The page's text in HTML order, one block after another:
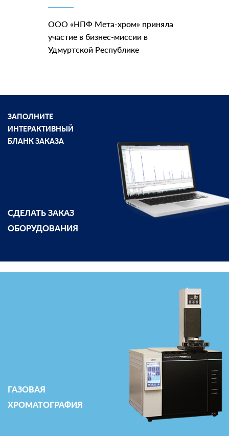
ООО «НПФ Мета-хром» приняла
участие в бизнес-миссии в
Удмуртской Республике
ЗАПОЛНИТЕ
ИНТЕРАКТИВНЫЙ
БЛАНК ЗАКАЗА
СДЕЛАТЬ ЗАКАЗ
ОБОРУДОВАНИЯ
ГАЗОВАЯ
ХРОМАТОГРАФИЯ